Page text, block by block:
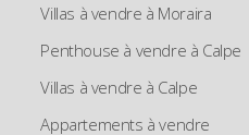
Villas à vendre à Moraira
Penthouse à vendre à Calpe
Villas à vendre à Calpe
Appartements à vendre